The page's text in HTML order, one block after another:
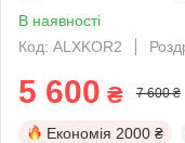
В наявності
Код: ALXKOR2
5 600 ₴ 7 600 ₴
Економія 2000 ₴